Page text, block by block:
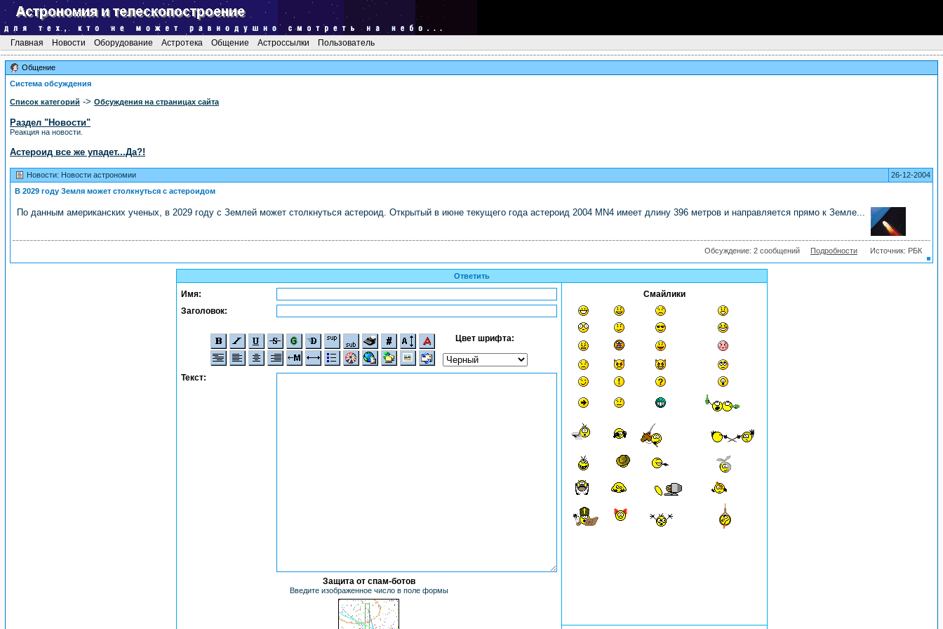
Главная Новости Оборудование Астротека Общение Астроссылки Пользователь
Общение
Система обсуждения
Список категорий -> Обсуждения на страницах сайта
Раздел "Новости"
Реакция на новости.
Астероид все же упадет...Да?!
Новости: Новости астрономии
26-12-2004
В 2029 году Земля может столкнуться с астероидом
По данным американских ученых, в 2029 году с Землей может столкнуться астероид. Открытый в июне текущего года астероид 2004 MN4 имеет длину 396 метров и направляется прямо к Земле...
Обсуждение: 2 сообщений Подробности Источник: РБК
Ответить
Имя:
Заголовок:
Цвет шрифта:
Текст:
Защита от спам-ботов
Введите изображенное число в поле формы
Смайлики